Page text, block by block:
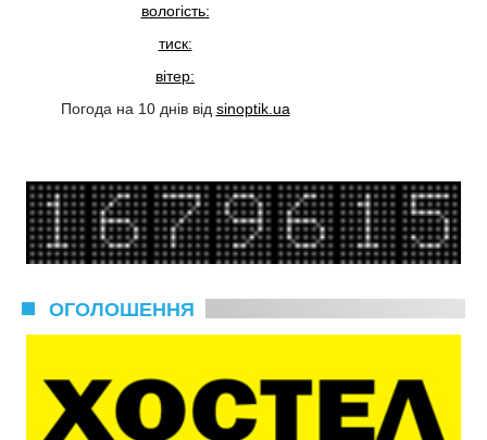
вологість:
тиск:
вітер:
Погода на 10 днів від sinoptik.ua
ОГОЛОШЕННЯ